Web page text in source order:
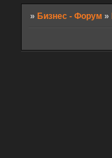
» Бизнес - Форум »